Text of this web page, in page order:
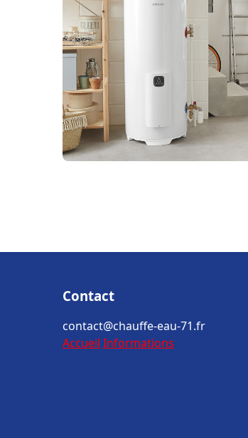
Contact
contact@chauffe-eau-71.fr
Accueil Informations